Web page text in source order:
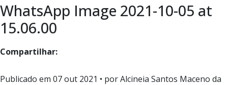
WhatsApp Image 2021-10-05 at
15.06.00
Compartilhar:
Publicado em 07 out 2021 • por Alcineia Santos Maceno da